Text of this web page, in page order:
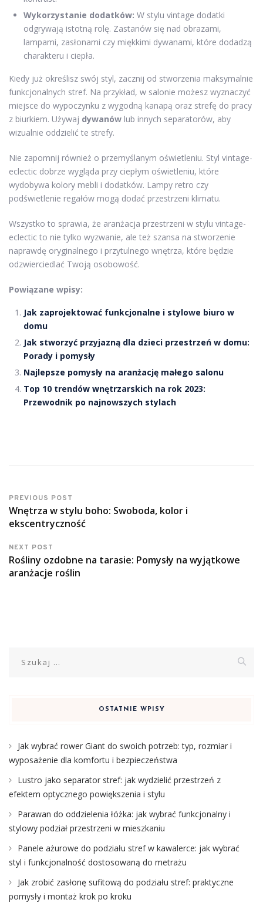
Wykorzystanie dodatków: W stylu vintage dodatki
odgrywają istotną rolę. Zastanów się nad obrazami,
lampami, zasłonami czy miękkimi dywanami, które dodadzą
charakteru i ciepła.
Kiedy już określisz swój styl, zacznij od stworzenia maksymalnie
funkcjonalnych stref. Na przykład, w salonie możesz wyznaczyć
miejsce do wypoczynku z wygodną kanapą oraz strefę do pracy
z biurkiem. Używaj dywanów lub innych separatorów, aby
wizualnie oddzielić te strefy.
Nie zapomnij również o przemyślanym oświetleniu. Styl vintage-
eclectic dobrze wygląda przy ciepłym oświetleniu, które
wydobywa kolory mebli i dodatków. Lampy retro czy
podświetlenie regałów mogą dodać przestrzeni klimatu.
Wszystko to sprawia, że aranżacja przestrzeni w stylu vintage-
eclectic to nie tylko wyzwanie, ale też szansa na stworzenie
naprawdę oryginalnego i przytulnego wnętrza, które będzie
odzwierciedlać Twoją osobowość.
Powiązane wpisy:
Jak zaprojektować funkcjonalne i stylowe biuro w
domu
Jak stworzyć przyjazną dla dzieci przestrzeń w domu:
Porady i pomysły
Najlepsze pomysły na aranżację małego salonu
Top 10 trendów wnętrzarskich na rok 2023:
Przewodnik po najnowszych stylach
PREVIOUS POST
Wnętrza w stylu boho: Swoboda, kolor i
ekscentryczność
NEXT POST
Rośliny ozdobne na tarasie: Pomysły na wyjątkowe
aranżacje roślin
OSTATNIE WPISY
Jak wybrać rower Giant do swoich potrzeb: typ, rozmiar i
wyposażenie dla komfortu i bezpieczeństwa
Lustro jako separator stref: jak wydzielić przestrzeń z
efektem optycznego powiększenia i stylu
Parawan do oddzielenia łóżka: jak wybrać funkcjonalny i
stylowy podział przestrzeni w mieszkaniu
Panele ażurowe do podziału stref w kawalerce: jak wybrać
styl i funkcjonalność dostosowaną do metrażu
Jak zrobić zasłonę sufitową do podziału stref: praktyczne
pomysły i montaż krok po kroku